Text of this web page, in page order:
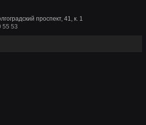
проспект, 41, к. 1
55 53